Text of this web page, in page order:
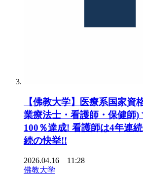
【佛教大学】医療系国家資
業療法士・看護師・保健師)
100％達成! 看護師は4年連
続の快挙!!
2026.04.16 11:28
佛教大学